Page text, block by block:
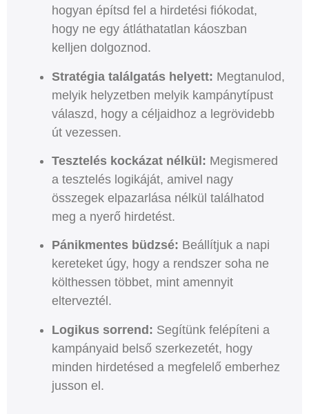
hogyan építsd fel a hirdetési fiókodat,
hogy ne egy átláthatatlan káoszban
kelljen dolgoznod.
Stratégia találgatás helyett: Megtanulod,
melyik helyzetben melyik kampánytípust
válaszd, hogy a céljaidhoz a legrövidebb
út vezessen.
Tesztelés kockázat nélkül: Megismered
a tesztelés logikáját, amivel nagy
összegek elpazarlása nélkül találhatod
meg a nyerő hirdetést.
Pánikmentes büdzsé: Beállítjuk a napi
kereteket úgy, hogy a rendszer soha ne
költhessen többet, mint amennyit
elterveztél.
Logikus sorrend: Segítünk felépíteni a
kampányaid belső szerkezetét, hogy
minden hirdetésed a megfelelő emberhez
jusson el.